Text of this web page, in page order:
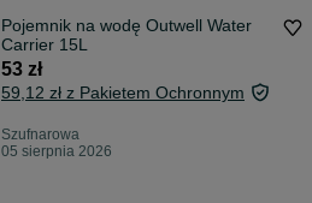
Pojemnik na wodę Outwell Water
Carrier 15L
53 zł
59,12 zł z Pakietem Ochronnym
Szufnarowa
05 sierpnia 2026